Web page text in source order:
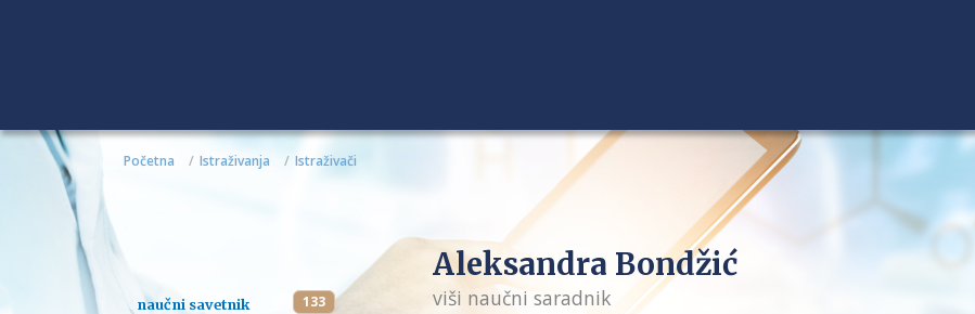
Početna Istraživanja Istraživači
naučni savetnik 133
Aleksandra Bondžić
viši naučni saradnik